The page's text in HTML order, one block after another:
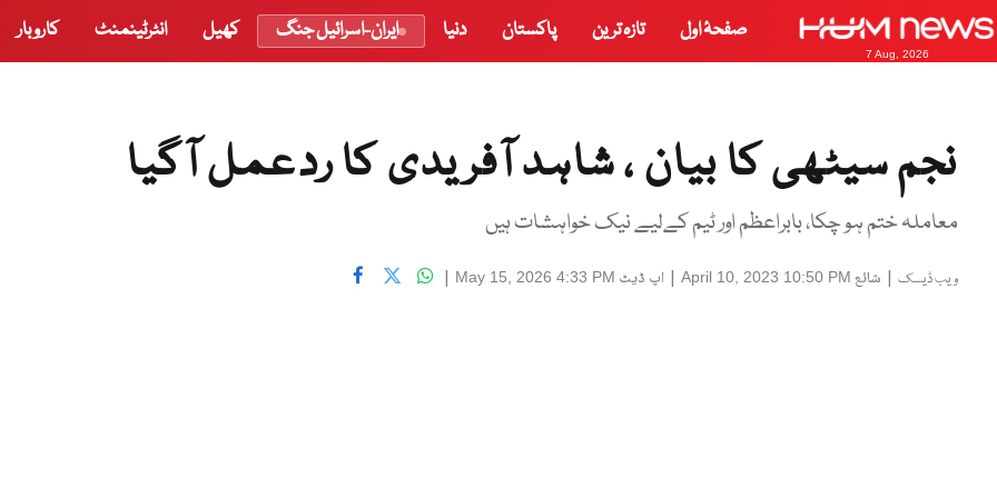
7 Aug, 2026
صفحۂ اول تازہ ترین پاکستان دنیا ایران-اسرائیل جنگ کھیل انٹرٹینمنٹ کاروبار
نجم سیٹھی کا بیان ، شاہد آفریدی کا ردعمل آگیا
معاملہ ختم ہو چکا، بابراعظم اور ٹیم کےلیے نیک خواہشات ہیں
ویب ڈیسک | شائع April 10, 2023 10:50 PM
| اپ ڈیٹ May 15, 2026 4:33 PM
|